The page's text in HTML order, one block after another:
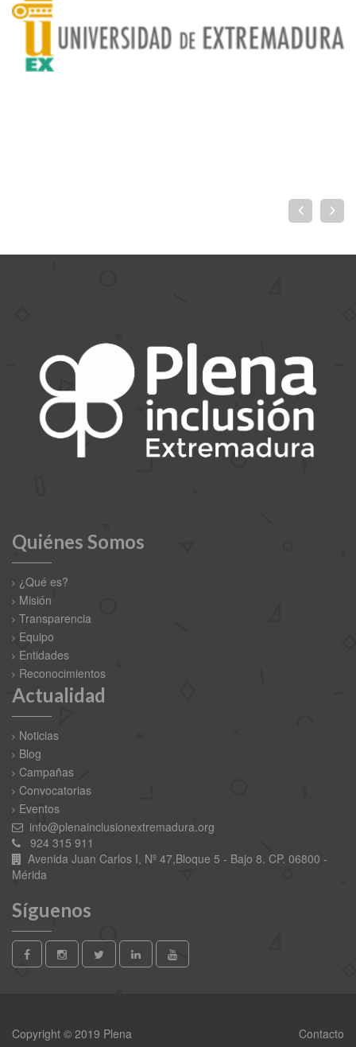
Quiénes Somos
¿Qué es?
Misión
Transparencia
Equipo
Entidades
Reconocimientos
Actualidad
Noticias
Blog
Campañas
Convocatorias
Eventos
info@plenainclusionextremadura.org
924 315 911
Avenida Juan Carlos I, Nº 47,Bloque 5 - Bajo 8. CP. 06800 -
Mérida
Síguenos
Copyright © 2019 Plena Contacto